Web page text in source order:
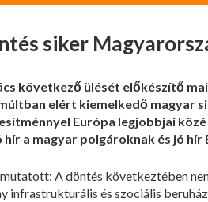
siker
következő ülését előkészítő
elért kiemelkedő magyar
Európa legjobbjai
a magyar polgároknak és jó
A döntés következtében
infrastrukturális és szociális